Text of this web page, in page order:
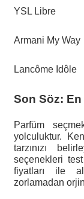
YSL Libre
Armani My Way
Lancôme Idôle
Son Söz:
Parfüm
yolculuktur.
tarzınızı
seçenekleri
fiyatları ile
zorlamadan